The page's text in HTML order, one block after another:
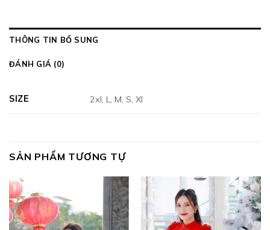
THÔNG TIN BỔ SUNG
ĐÁNH GIÁ (0)
SIZE 2xl, L, M, S, Xl
SẢN PHẨM TƯƠNG TỰ